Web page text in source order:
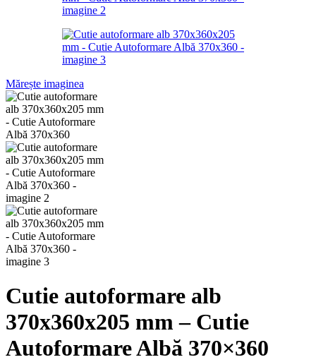
Mărește imaginea
Cutie autoformare alb
370x360x205 mm – Cutie
Autoformare Albă 370×360